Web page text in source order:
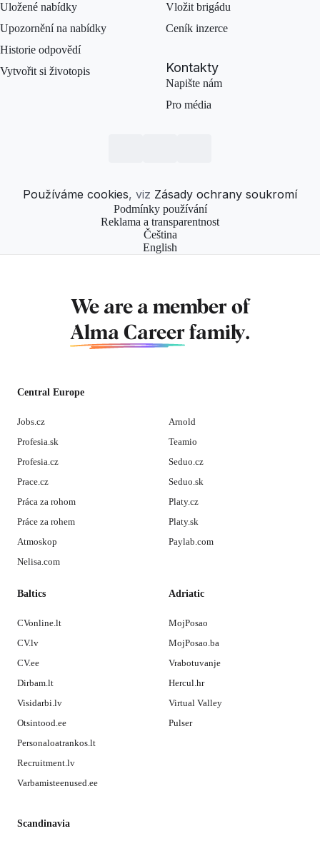
Uložené nabídky
Upozornění na nabídky
Historie odpovědí
Vytvořit si životopis
Vložit brigádu
Ceník inzerce
Kontakty
Napište nám
Pro média
Používáme cookies, viz Zásady ochrany soukromí
Podmínky používání
Reklama a transparentnost
Čeština
English
We are a member of
Alma Career family.
Central Europe
Jobs.cz
Profesia.sk
Profesia.cz
Prace.cz
Práca za rohom
Práce za rohem
Atmoskop
Nelisa.com
Arnold
Teamio
Seduo.cz
Seduo.sk
Platy.cz
Platy.sk
Paylab.com
Baltics
CVonline.lt
CV.lv
CV.ee
Dirbam.lt
Visidarbi.lv
Otsintood.ee
Personaloatrankos.lt
Recruitment.lv
Varbamisteenused.ee
Adriatic
MojPosao
MojPosao.ba
Vrabotuvanje
Hercul.hr
Virtual Valley
Pulser
Scandinavia